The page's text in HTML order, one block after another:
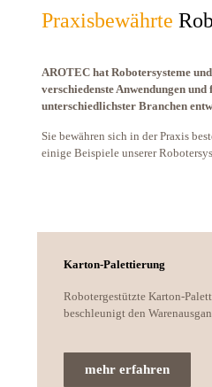
Praxisbewährte
AROTEC hat Robotersysteme
verschiedenste Anwendungen
unterschiedlichster Branchen
Sie bewähren sich in der Praxis
einige Beispiele unserer
Karton-Palettierung
Robotergestützte Karton-
beschleunigt den
mehr erfahren